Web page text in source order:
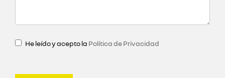
He leído y acepto la Política de Privacidad